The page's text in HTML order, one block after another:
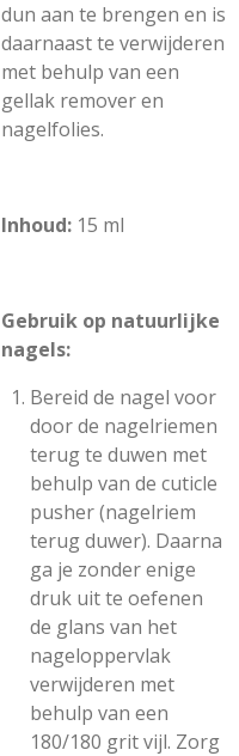
dun aan te brengen en is
daarnaast te verwijderen
met behulp van een
gellak remover en
nagelfolies.
Inhoud: 15 ml
Gebruik op natuurlijke
nagels:
Bereid de nagel voor
door de nagelriemen
terug te duwen met
behulp van de cuticle
pusher (nagelriem
terug duwer). Daarna
ga je zonder enige
druk uit te oefenen
de glans van het
nageloppervlak
verwijderen met
behulp van een
180/180 grit vijl. Zorg